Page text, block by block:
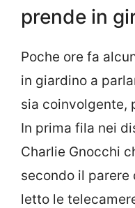
prende in
Poche ore fa
in giardino a
sia coinvolgente,
In prima fila nei
Charlie Gnocchi
secondo il parere
letto le